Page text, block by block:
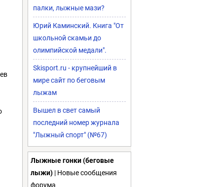
палки, лыжные мази?
Юрий Каминский. Книга "От
школьной скамьи до
олимпийской медали".
Skisport.ru - крупнейший в
мире сайт по беговым
лыжам
Вышел в свет самый
последний номер журнала
"Лыжный спорт" (№67)
Лыжные гонки (беговые
лыжи) | Новые сообщения
форума